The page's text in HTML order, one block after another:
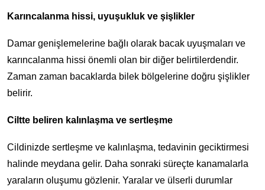
Karıncalanma hissi, uyuşukluk ve şişlikler
Damar genişlemelerine bağlı olarak bacak uyuşmaları ve
karıncalanma hissi önemli olan bir diğer belirtilerdendir.
Zaman zaman bacaklarda bilek bölgelerine doğru şişlikler
belirir.
Ciltte beliren kalınlaşma ve sertleşme
Cildinizde sertleşme ve kalınlaşma, tedavinin geciktirmesi
halinde meydana gelir. Daha sonraki süreçte kanamalarla
yaraların oluşumu gözlenir. Yaralar ve ülserli durumlar